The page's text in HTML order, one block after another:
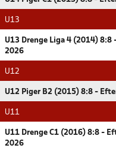
U13
U13 Drenge Liga 4 (2014) 8:8
2026
U12
U12 Piger B2 (2015) 8:8 -
U11
U11 Drenge C1 (2016) 8:8 -
2026